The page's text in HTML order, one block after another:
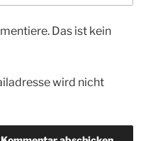
Das ist kein
wird nicht